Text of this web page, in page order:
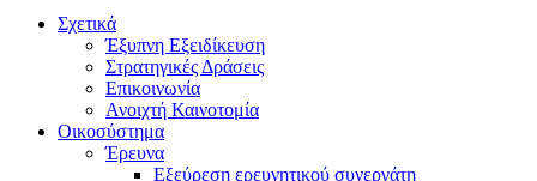
Σχετικά
Έξυπνη Εξειδίκευση
Στρατηγικές Δράσεις
Επικοινωνία
Ανοιχτή Καινοτομία
Οικοσύστημα
Έρευνα
Εξεύρεση ερευνητικού συνεργάτη